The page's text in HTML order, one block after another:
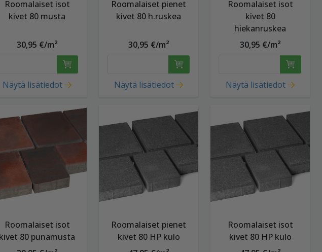
Roomalaiset isot
kivet 80 musta
30,95 €/m²
Näytä lisätiedot
Roomalaiset pienet
kivet 80 h.ruskea
30,95 €/m²
Näytä lisätiedot
Roomalaiset isot
kivet 80
hiekanruskea
30,95 €/m²
Näytä lisätiedot
Roomalaiset isot
kivet 80 punamusta
Roomalaiset pienet
kivet 80 HP kulo
Roomalaiset isot
kivet 80 HP kulo